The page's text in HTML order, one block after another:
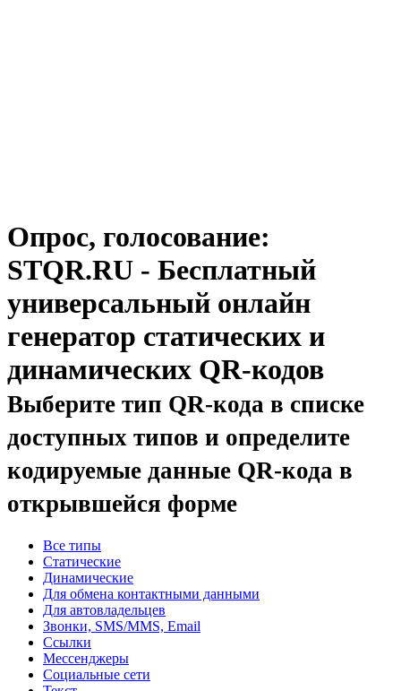
Опрос, голосование:
STQR.RU - Бесплатный
универсальный онлайн
генератор статических и
динамических QR-кодов
Выберите тип QR-кода в списке
доступных типов и определите
кодируемые данные QR-кода в
открывшейся форме
Все типы
Статические
Динамические
Для обмена контактными данными
Для автовладельцев
Звонки, SMS/MMS, Email
Ссылки
Мессенджеры
Социальные сети